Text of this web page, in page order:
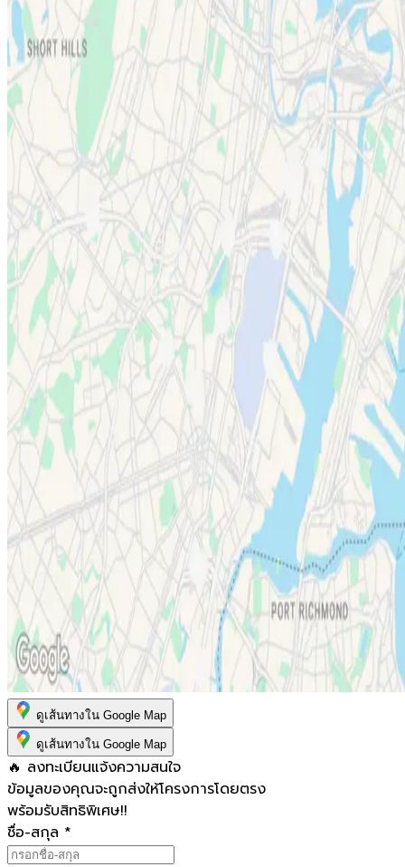
ดูเส้นทางใน Google Map
ดูเส้นทางใน Google Map
🔥 ลงทะเบียนแจ้งความสนใจ
ข้อมูลของคุณจะถูกส่งให้โครงการโดยตรง
พร้อมรับสิทธิพิเศษ!!
ชื่อ-สกุล *